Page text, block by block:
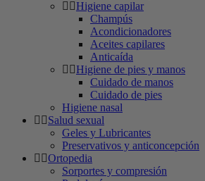
Higiene capilar
Champús
Acondicionadores
Aceites capilares
Anticaída
Higiene de pies y manos
Cuidado de manos
Cuidado de pies
Higiene nasal
Salud sexual
Geles y Lubricantes
Preservativos y anticoncepción
Ortopedia
Sorportes y compresión